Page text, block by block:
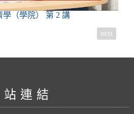
學（學院） 第 2 講
next
站連結